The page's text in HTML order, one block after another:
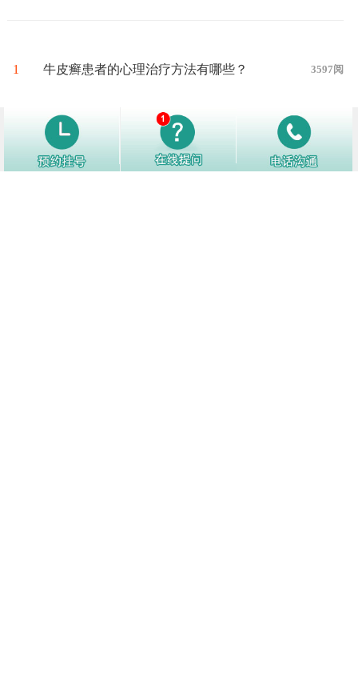
1 牛皮癣患者的心理治疗方法有哪些？ 3597阅
2 牛皮癣患者在秋冬季节如何避免牛皮 3589阅